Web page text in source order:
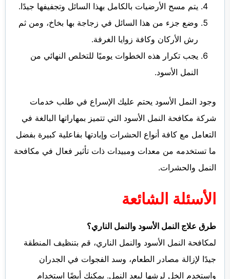
يتم مسح الأرضيات بالكامل بهذا السائل وتجفيفها جيدًا.
وضع جزء من هذا السائل في زجاجة بها بخاخ، ومن ثم
رش الأركان وكافة زوايا الغرفة.
يجب تكرار هذه الخطوات يوميًا للتخلص النهائي من
النمل الأسود.
وجود النمل الأسود يحتم عليك الإسراع في طلب خدمات
شركة مكافحة النمل الأسود التي تتميز بمهاراتها البالغة في
التعامل مع كافة أنواع الحشرات وإبادتها بفاعلية كبيرة بفضل
ما تستخدمه من معدات ومبيدات ذات تأثير فعال في مكافحة
النمل والحشرات.
الأسئلة الشائعة
طرق علاج النمل الأسود والنمل الناري؟
لمكافحة النمل الأسود والنمل الناري، قم بتنظيف المنطقة
جيدًا لإزالة مصادر الطعام، وسد الفجوات في الجدران
واستخدم الخل لرشها لبعد النمل. يمكنك أيضًا استخدام